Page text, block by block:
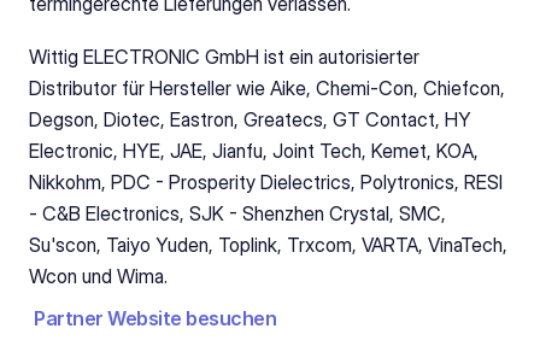
Wittig ELECTRONIC GmbH ist ein autorisierter
Distributor für Hersteller wie Aike, Chemi-Con, Chiefcon,
Degson, Diotec, Eastron, Greatecs, GT Contact, HY
Electronic, HYE, JAE, Jianfu, Joint Tech, Kemet, KOA,
Nikkohm, PDC - Prosperity Dielectrics, Polytronics, RESI
- C&B Electronics, SJK - Shenzhen Crystal, SMC,
Su'scon, Taiyo Yuden, Toplink, Trxcom, VARTA, VinaTech,
Wcon und Wima.
Partner Website besuchen